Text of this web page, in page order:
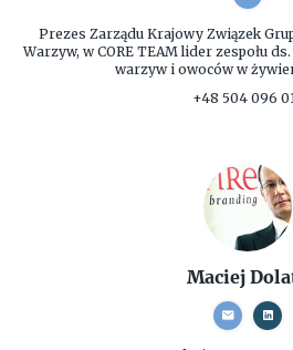
Prezes Zarządu Krajowy Związek
Warzyw, w CORE TEAM lider zespołu
warzyw i owoców w
+48 504 096
Maciej